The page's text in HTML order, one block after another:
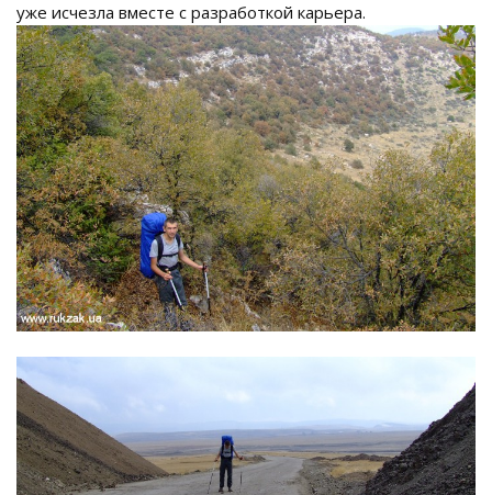
уже исчезла вместе с разработкой карьера.